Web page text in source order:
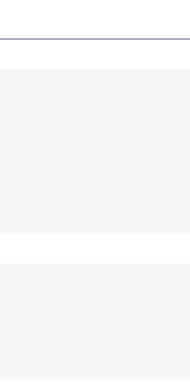
ズヤ追憶戦